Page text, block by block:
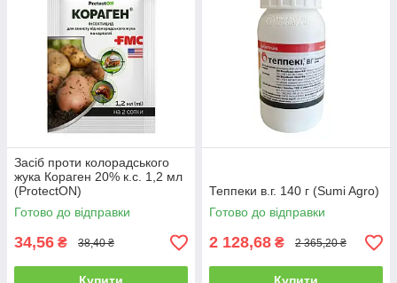
Засіб проти колорадського
жука Кораген 20% к.с. 1,2 мл
(ProtectON)
Готово до відправки
34,56 ₴ 38,40 ₴
Теппеки в.г. 140 г (Sumi Agro)
Готово до відправки
2 128,68 ₴ 2 365,20 ₴